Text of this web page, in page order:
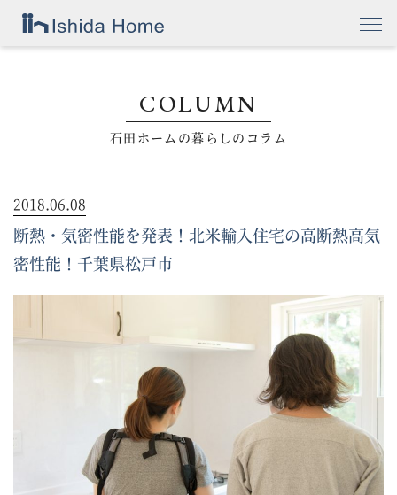
COLUMN
石田ホームの暮らしのコラム
2018.06.08
断熱・気密性能を発表！北米輸入住宅の高断熱高気
密性能！千葉県松戸市